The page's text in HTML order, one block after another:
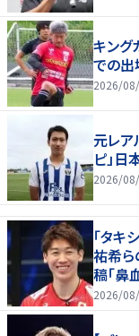
キング
での
2026/
元レア
ピ」
2026/
「タキ
祐希
稿「鼻
好いい
2026/